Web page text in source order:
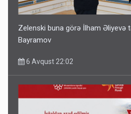
Zelenski buna görə İlham Əliyevə
Bayramov
6 Avqust 22:02